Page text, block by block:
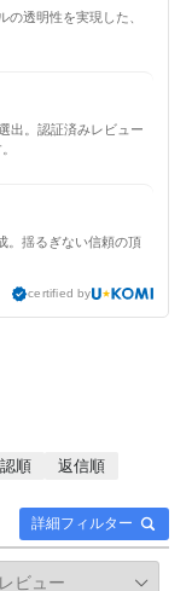
の透明性を実現した、
出。認証済みレビュー
。揺るぎない信頼の頂
certified by
詳細フィルター
順
返信順